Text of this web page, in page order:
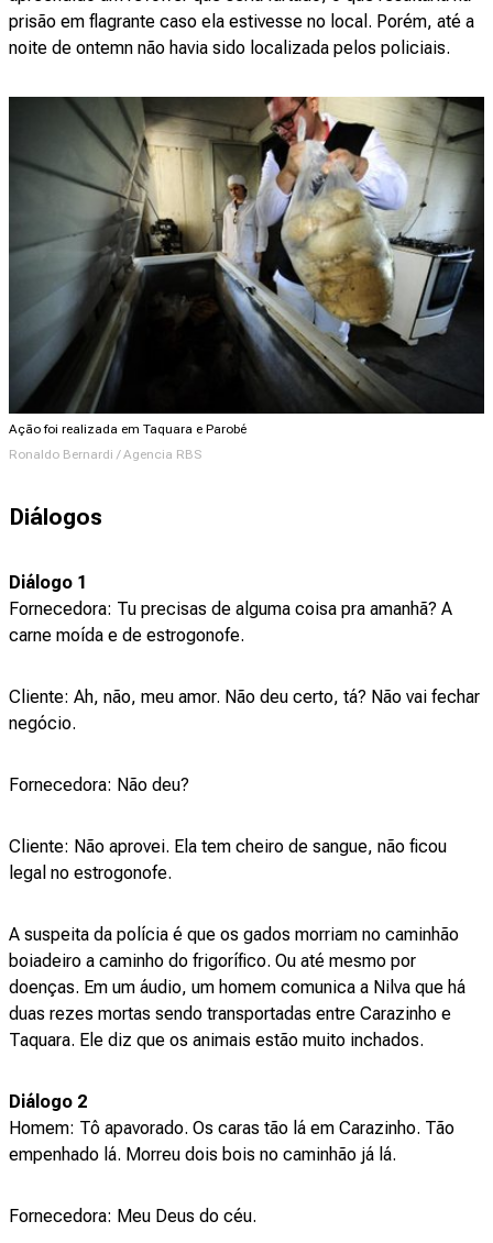
prisão em flagrante caso ela estivesse no local. Porém, até a
noite de ontemn não havia sido localizada pelos policiais.
Ação foi realizada em Taquara e Parobé
Ronaldo Bernardi / Agencia RBS
Diálogos
Diálogo 1
Fornecedora: Tu precisas de alguma coisa pra amanhã? A
carne moída e de estrogonofe.
Cliente: Ah, não, meu amor. Não deu certo, tá? Não vai fechar
negócio.
Fornecedora: Não deu?
Cliente: Não aprovei. Ela tem cheiro de sangue, não ficou
legal no estrogonofe.
A suspeita da polícia é que os gados morriam no caminhão
boiadeiro a caminho do frigorífico. Ou até mesmo por
doenças. Em um áudio, um homem comunica a Nilva que há
duas rezes mortas sendo transportadas entre Carazinho e
Taquara. Ele diz que os animais estão muito inchados.
Diálogo 2
Homem: Tô apavorado. Os caras tão lá em Carazinho. Tão
empenhado lá. Morreu dois bois no caminhão já lá.
Fornecedora: Meu Deus do céu.